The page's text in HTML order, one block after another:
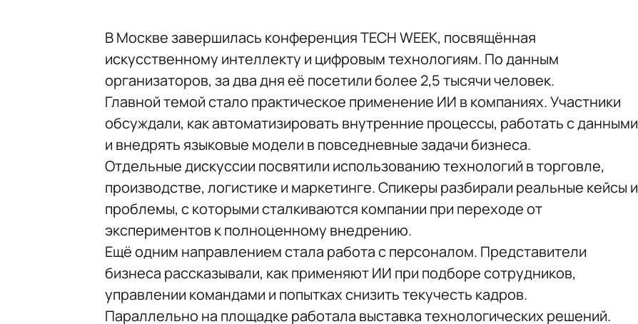
В Москве завершилась конференция TECH WEEK, посвящённая
искусственному интеллекту и цифровым технологиям. По данным
организаторов, за два дня её посетили более 2,5 тысячи человек.
Главной темой стало практическое применение ИИ в компаниях. Участники
обсуждали, как автоматизировать внутренние процессы, работать с данными
и внедрять языковые модели в повседневные задачи бизнеса.
Отдельные дискуссии посвятили использованию технологий в торговле,
производстве, логистике и маркетинге. Спикеры разбирали реальные кейсы и
проблемы, с которыми сталкиваются компании при переходе от
экспериментов к полноценному внедрению.
Ещё одним направлением стала работа с персоналом. Представители
бизнеса рассказывали, как применяют ИИ при подборе сотрудников,
управлении командами и попытках снизить текучесть кадров.
Параллельно на площадке работала выставка технологических решений.